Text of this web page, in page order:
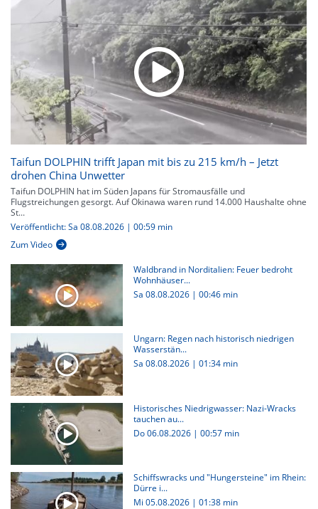
Taifun DOLPHIN trifft Japan mit bis zu 215 km/h – Jetzt
drohen China Unwetter
Taifun DOLPHIN hat im Süden Japans für Stromausfälle und
Flugstreichungen gesorgt. Auf Okinawa waren rund 14.000 Haushalte ohne
St...
Veröffentlicht: Sa 08.08.2026 | 00:59 min
Zum Video
Waldbrand in Norditalien: Feuer bedroht
Wohnhäuser...
Sa 08.08.2026 | 00:46 min
Ungarn: Regen nach historisch niedrigen
Wasserstän...
Sa 08.08.2026 | 01:34 min
Historisches Niedrigwasser: Nazi-Wracks
tauchen au...
Do 06.08.2026 | 00:57 min
Schiffswracks und "Hungersteine" im Rhein:
Dürre i...
Mi 05.08.2026 | 01:38 min